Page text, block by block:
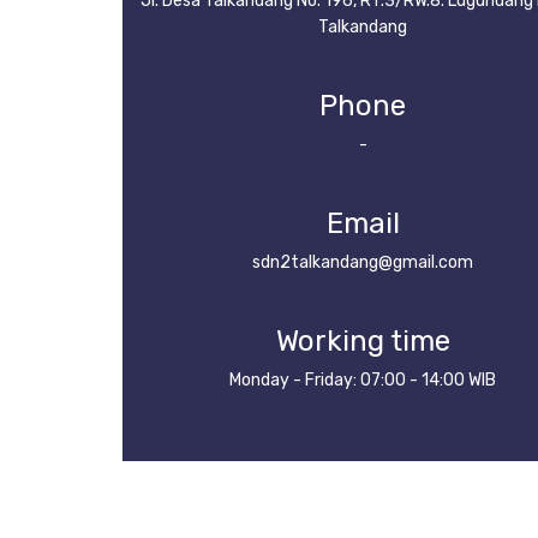
Talkandang
Phone
-
Email
sdn2talkandang@gmail.com
Working time
Monday - Friday: 07:00 - 14:00 WIB